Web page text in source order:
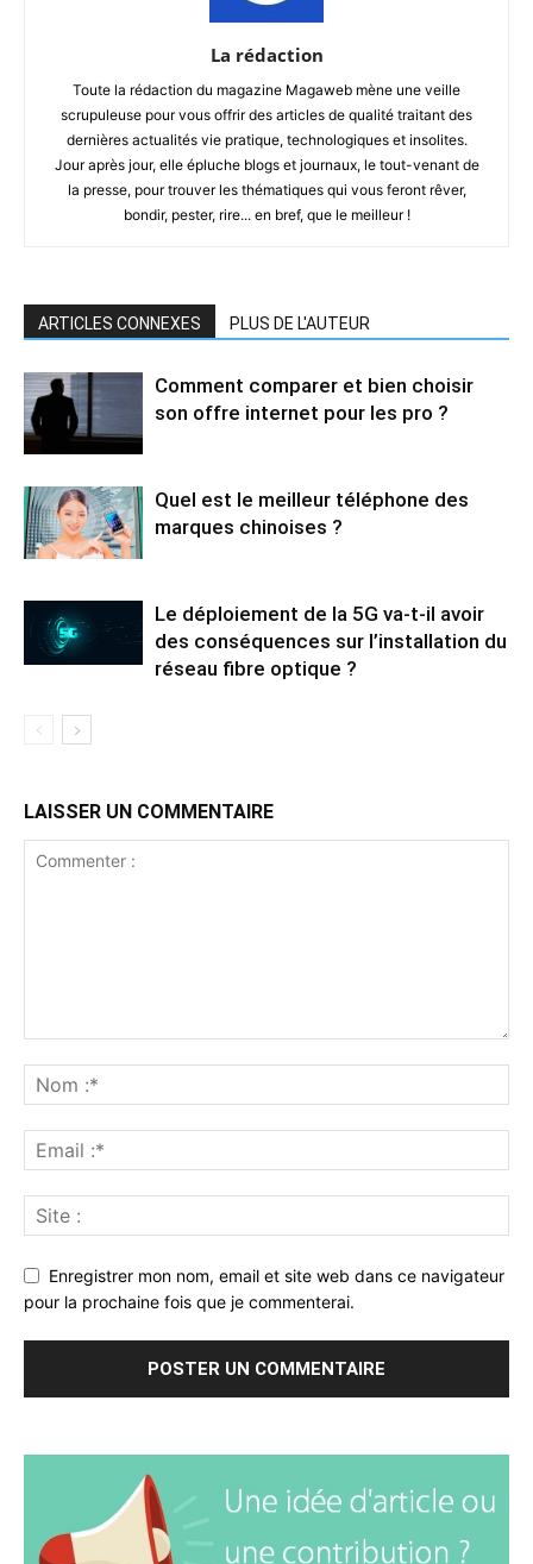
La rédaction
Toute la rédaction du magazine Magaweb mène une veille
scrupuleuse pour vous offrir des articles de qualité traitant des
dernières actualités vie pratique, technologiques et insolites.
Jour après jour, elle épluche blogs et journaux, le tout-venant de
la presse, pour trouver les thématiques qui vous feront rêver,
bondir, pester, rire... en bref, que le meilleur !
ARTICLES CONNEXES PLUS DE L'AUTEUR
Comment comparer et bien choisir
son offre internet pour les pro ?
Quel est le meilleur téléphone des
marques chinoises ?
Le déploiement de la 5G va-t-il avoir
des conséquences sur l’installation du
réseau fibre optique ?
LAISSER UN COMMENTAIRE
Enregistrer mon nom, email et site web dans ce navigateur
pour la prochaine fois que je commenterai.